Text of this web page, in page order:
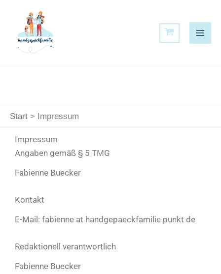
springen
Start Impressum
Impressum
Angaben gemäß § 5 TMG
Fabienne Buecker
Kontakt
E-Mail: fabienne at handgepaeckfamilie punkt de
Redaktionell verantwortlich
Fabienne Buecker